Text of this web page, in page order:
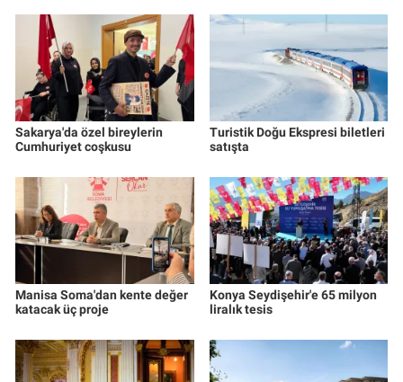
Sakarya'da özel bireylerin
Cumhuriyet coşkusu
Turistik Doğu Ekspresi biletleri
satışta
Manisa Soma'dan kente değer
katacak üç proje
Konya Seydişehir'e 65 milyon
liralık tesis